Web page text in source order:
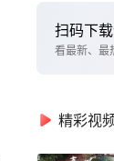
扫码下
看最新、最
精彩视